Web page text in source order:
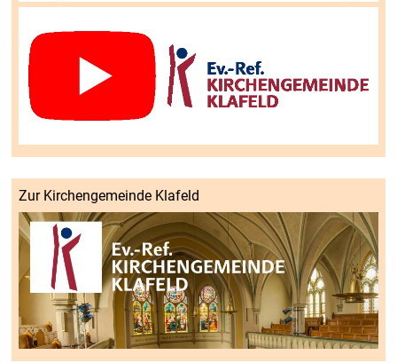
Zur Kirchengemeinde Klafeld